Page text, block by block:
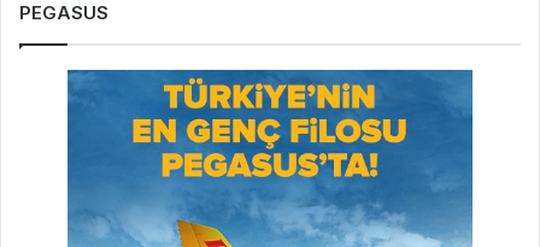
PEGASUS